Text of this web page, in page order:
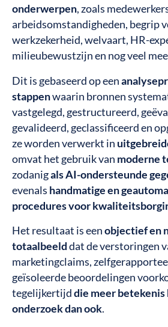
onderwerpen, zoals
arbeidsomstandigheden, begrip
werkzekerheid, welvaart, HR-
milieubewustzijn en nog veel
Dit is gebaseerd op een
stappenwaarin bronnen
vastgelegd, gestructureerd,
gevalideerd, geclassificeerd en
ze worden verwerkt in
omvat het gebruik van moderne
zodanigals AI-ondersteunde
evenals handmatige en
procedures voor
Het resultaat is eenobjectief en
totaalbeelddat de verstoringen
marketingclaims,
geïsoleerde beoordelingen
tegelijkertijddie meer
onderzoek dan ook.